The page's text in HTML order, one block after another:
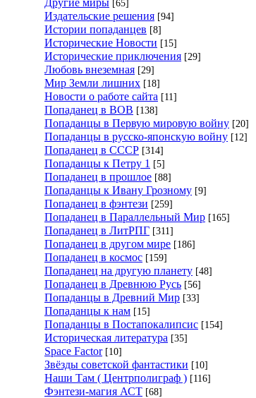
[65]
Издательские решения [94]
Истории попаданцев [8]
Исторические Новости [15]
Исторические приключения [29]
Любовь внеземная [29]
Мир Земли лишних [18]
Новости о работе сайта [11]
Попаданец в ВОВ [138]
Попаданцы в Первую мировую войну [20]
Попаданцы в русско-японскую войну [12]
Попаданец в СССР [314]
Попаданцы к Петру 1 [5]
Попаданец в прошлое [88]
Попаданцы к Ивану Грозному [9]
Попаданец в фэнтези [259]
Попаданец в Параллельный Мир [165]
Попаданец в ЛитРПГ [311]
Попаданец в другом мире [186]
Попаданец в космос [159]
Попаданец на другую планету [48]
Попаданец в Древнюю Русь [56]
Попаданцы в Древний Мир [33]
Попаданцы к нам [15]
Попаданцы в Постапокалипсис [154]
Историческая литература [35]
Space Factor [10]
Звёзды советской фантастики [10]
Наши Там ( Центрполиграф ) [116]
Фэнтези-магия АСТ [68]